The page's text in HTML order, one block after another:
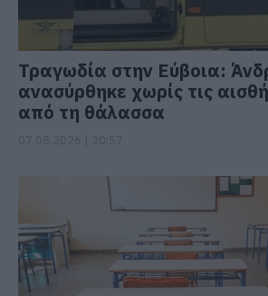
Τραγωδία στην Εύβοια:
ανασύρθηκε χωρίς τις
από τη θάλασσα